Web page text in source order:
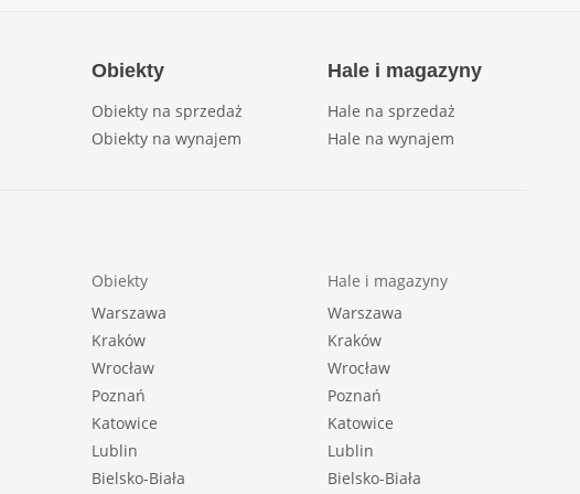
Obiekty
Obiekty na sprzedaż
Obiekty na wynajem
Hale i magazyny
Hale na sprzedaż
Hale na wynajem
Obiekty
Warszawa
Kraków
Wrocław
Poznań
Katowice
Lublin
Bielsko-Biała
Hale i magazyny
Warszawa
Kraków
Wrocław
Poznań
Katowice
Lublin
Bielsko-Biała